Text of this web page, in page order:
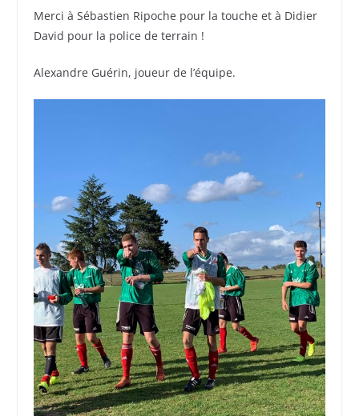
Merci à Sébastien Ripoche pour la touche et à Didier
David pour la police de terrain !
Alexandre Guérin, joueur de l’équipe.